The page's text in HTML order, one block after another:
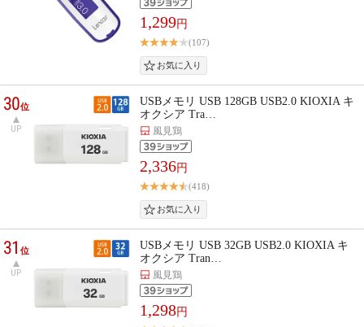
1,299円
(107)
30位
UP
USBメモリ USB 128GB USB2.0 KIOXIA キ
オクシア Tra…
風見鶏
2,336円
(418)
31位
UP
USBメモリ USB 32GB USB2.0 KIOXIA キ
オクシア Tran…
風見鶏
1,298円